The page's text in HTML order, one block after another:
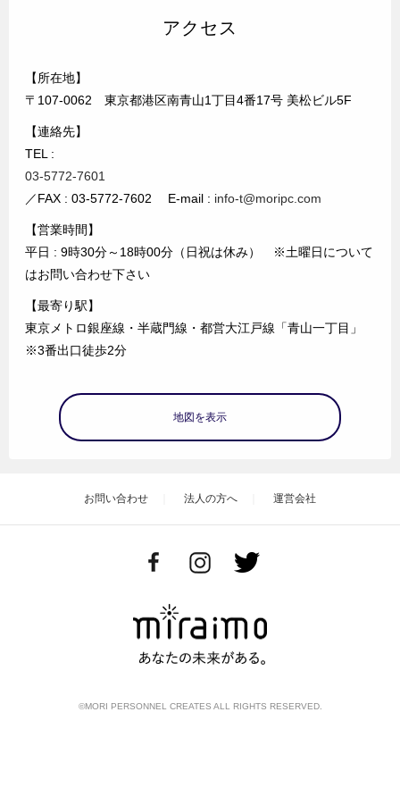
アクセス
【所在地】
〒107-0062 東京都港区南青山1丁目4番17号 美松ビル5F
【連絡先】
TEL :
03-5772-7601
／FAX : 03-5772-7602 E-mail : info-t@moripc.com
【営業時間】
平日 : 9時30分～18時00分（日祝は休み） ※土曜日について
はお問い合わせ下さい
【最寄り駅】
東京メトロ銀座線・半蔵門線・都営大江戸線「青山一丁目」
※3番出口徒歩2分
地図を表示
お問い合わせ 法人の方へ 運営会社
©MORI PERSONNEL CREATES ALL RIGHTS RESERVED.